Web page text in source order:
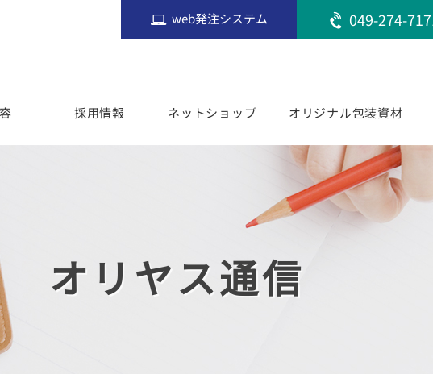
web発注システム 049-274-
採用情報 ネットショップ オリジナル包装資材
オリヤス通信